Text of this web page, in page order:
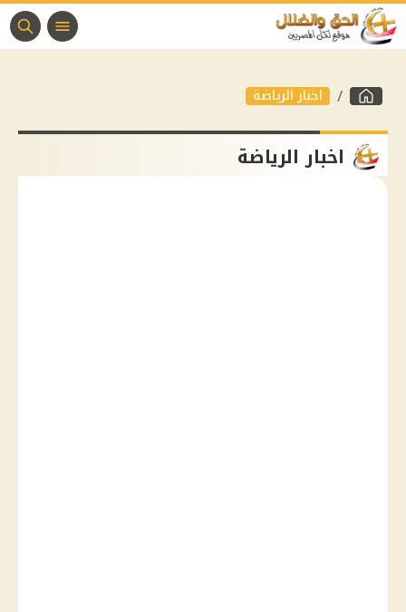
اخبار الرياضة
اخبار الرياضة